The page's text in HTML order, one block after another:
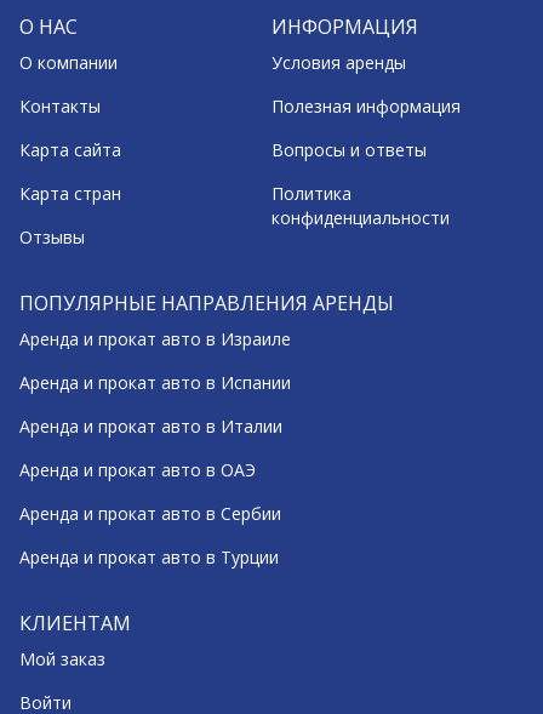
О НАС
О компании
Контакты
Карта сайта
Карта стран
Отзывы
ИНФОРМАЦИЯ
Условия аренды
Полезная информация
Вопросы и ответы
Политика
конфиденциальности
ПОПУЛЯРНЫЕ НАПРАВЛЕНИЯ АРЕНДЫ
Аренда и прокат авто в Израиле
Аренда и прокат авто в Испании
Аренда и прокат авто в Италии
Аренда и прокат авто в ОАЭ
Аренда и прокат авто в Сербии
Аренда и прокат авто в Турции
КЛИЕНТАМ
Мой заказ
Войти